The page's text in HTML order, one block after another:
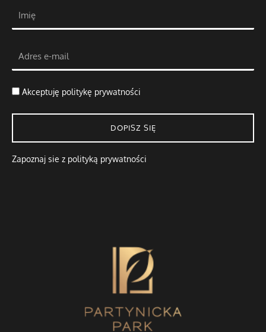
Akceptuję politykę prywatności
DOPISZ SIĘ
Zapoznaj sie z polityką prywatności